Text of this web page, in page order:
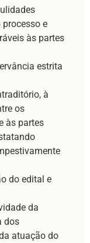
e
às partes
estrita
à
os
às partes
do edital e
da
dos
atuação do